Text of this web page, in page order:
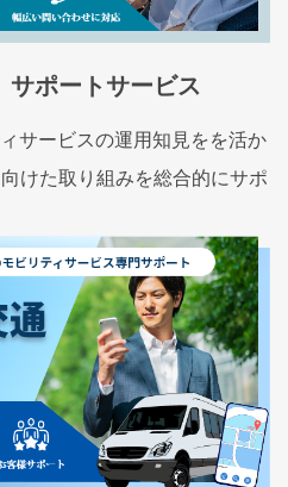
サポートサービス
サービスの運用知見をを活か
けた取り組みを総合的にサポ